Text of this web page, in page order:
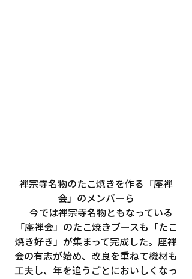
禅宗寺名物のたこ焼きを作る「座禅
会」のメンバーら
今では禅宗寺名物ともなっている
「座禅会」のたこ焼きブースも「たこ
焼き好き」が集まって完成した。座禅
会の有志が始め、改良を重ねて機材も
工夫し、年を追うごとにおいしくなっ